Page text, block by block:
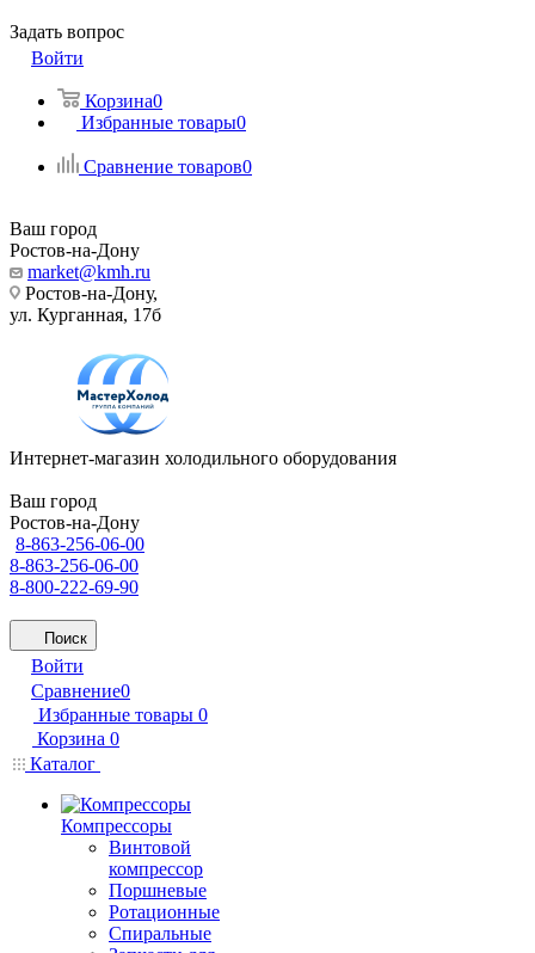
Задать вопрос
Войти
Корзина0
Избранные товары0
Сравнение товаров0
Ваш город
Ростов-на-Дону
market@kmh.ru
Ростов-на-Дону,
ул. Курганная, 17б
Интернет-магазин холодильного оборудования
Ваш город
Ростов-на-Дону
8-863-256-06-00
8-863-256-06-00
8-800-222-69-90
Поиск
Войти
Сравнение0
Избранные товары 0
Корзина 0
Каталог
Компрессоры
Винтовой
компрессор
Поршневые
Ротационные
Спиральные